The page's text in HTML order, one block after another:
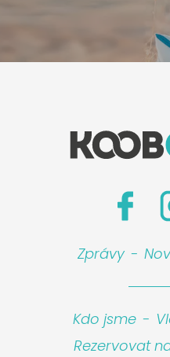
Zprávy -
Kdo jsme -
Rezervovat